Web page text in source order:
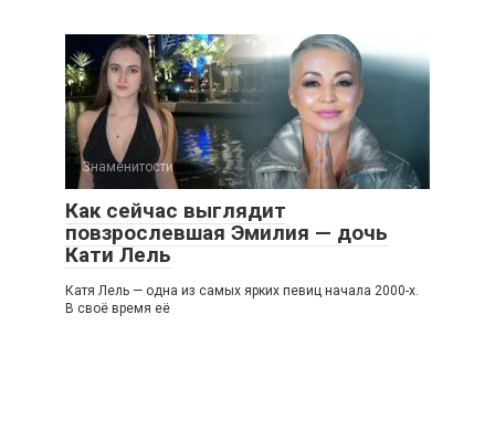
Знаменитости
Как сейчас выглядит
повзрослевшая Эмилия — дочь
Кати Лель
Катя Лель — одна из самых ярких певиц начала 2000-х.
В своё время её